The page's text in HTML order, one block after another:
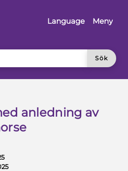
Language
Meny
Sök
anledning av